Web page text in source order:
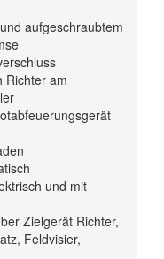
aufgeschraubtem
Richter am
und mit
Zielgerät Richter,
Feldvisier,